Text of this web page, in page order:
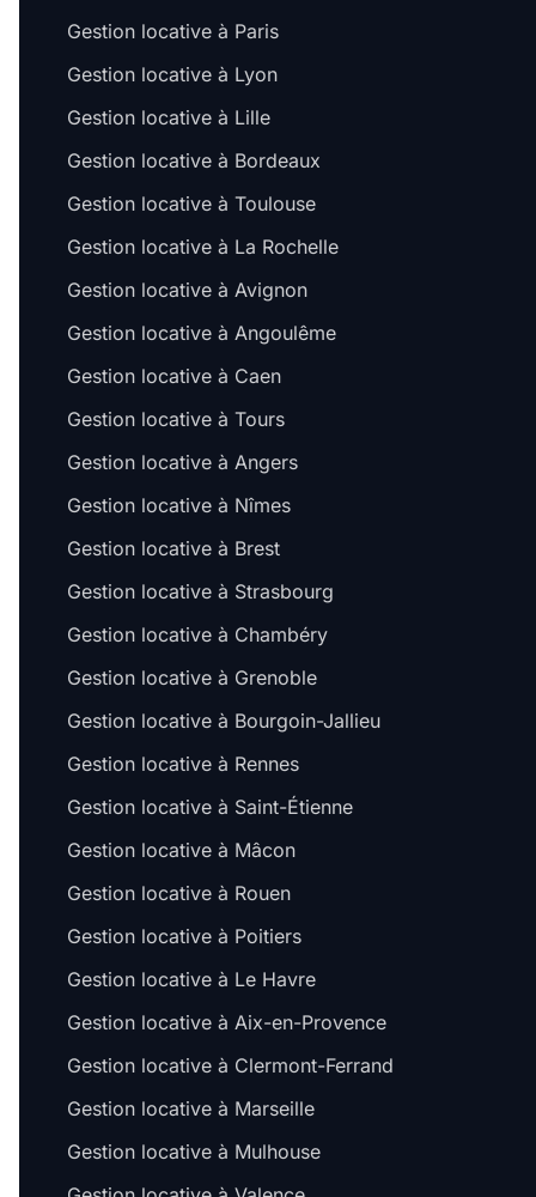
Gestion locative à Paris
Gestion locative à Lyon
Gestion locative à Lille
Gestion locative à Bordeaux
Gestion locative à Toulouse
Gestion locative à La Rochelle
Gestion locative à Avignon
Gestion locative à Angoulême
Gestion locative à Caen
Gestion locative à Tours
Gestion locative à Angers
Gestion locative à Nîmes
Gestion locative à Brest
Gestion locative à Strasbourg
Gestion locative à Chambéry
Gestion locative à Grenoble
Gestion locative à Bourgoin-Jallieu
Gestion locative à Rennes
Gestion locative à Saint-Étienne
Gestion locative à Mâcon
Gestion locative à Rouen
Gestion locative à Poitiers
Gestion locative à Le Havre
Gestion locative à Aix-en-Provence
Gestion locative à Clermont-Ferrand
Gestion locative à Marseille
Gestion locative à Mulhouse